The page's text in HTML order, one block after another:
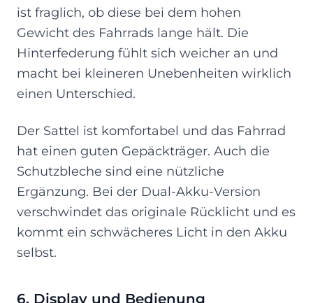
ist fraglich, ob diese bei dem hohen
Gewicht des Fahrrads lange hält. Die
Hinterfederung fühlt sich weicher an und
macht bei kleineren Unebenheiten wirklich
einen Unterschied.
Der Sattel ist komfortabel und das Fahrrad
hat einen guten Gepäckträger. Auch die
Schutzbleche sind eine nützliche
Ergänzung. Bei der Dual-Akku-Version
verschwindet das originale Rücklicht und es
kommt ein schwächeres Licht in den Akku
selbst.
6. Display und Bedienung